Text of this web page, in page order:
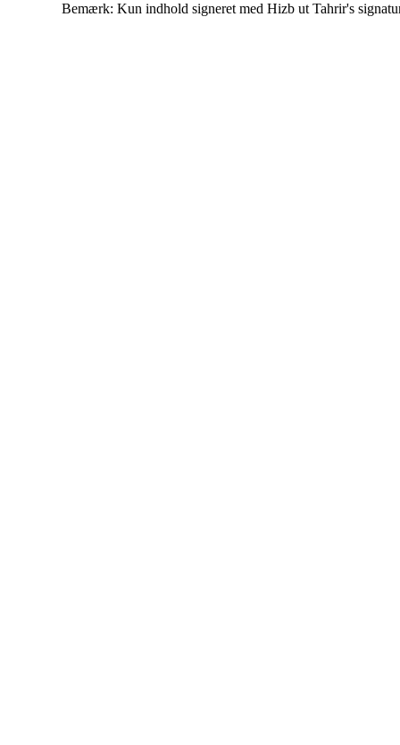
Bemærk: Kun indhold signeret med Hizb ut Tahrir's